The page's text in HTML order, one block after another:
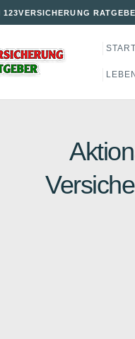
123VERSICHERUNG